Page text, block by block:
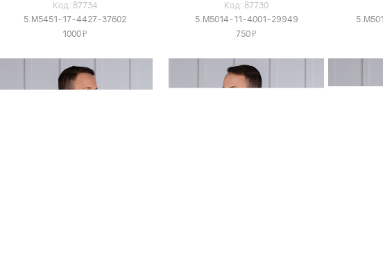
Код: 87734
5.M5451-17-4427-37602
1000Я
Код: 87730
5.M5014-11-4001-29949
750Я